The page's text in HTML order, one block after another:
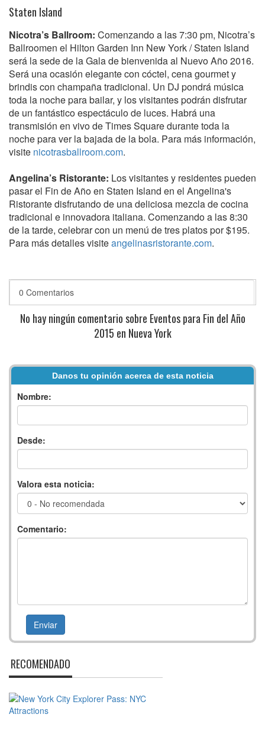
Staten Island
Nicotra’s Ballroom: Comenzando a las 7:30 pm, Nicotra’s
Ballroomen el Hilton Garden Inn New York / Staten Island
será la sede de la Gala de bienvenida al Nuevo Año 2016.
Será una ocasión elegante con cóctel, cena gourmet y
brindis con champaña tradicional. Un DJ pondrá música
toda la noche para bailar, y los visitantes podrán disfrutar
de un fantástico espectáculo de luces. Habrá una
transmisión en vivo de Times Square durante toda la
noche para ver la bajada de la bola. Para más información,
visite nicotrasballroom.com.
Angelina’s Ristorante: Los visitantes y residentes pueden
pasar el Fin de Año en Staten Island en el Angelina's
Ristorante disfrutando de una deliciosa mezcla de cocina
tradicional e innovadora italiana. Comenzando a las 8:30
de la tarde, celebrar con un menú de tres platos por $195.
Para más detalles visiteangelinasristorante.com.
0 Comentarios
No hay ningún comentario sobre Eventos para Fin del Año
2015 en Nueva York
Danos tu opinión acerca de esta noticia
Nombre:
Desde:
Valora esta noticia:
Comentario:
RECOMENDADO